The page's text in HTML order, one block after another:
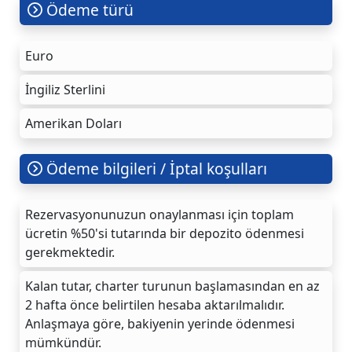
Ödeme türü
Euro
İngiliz Sterlini
Amerikan Doları
Ödeme bilgileri / İptal koşulları
Rezervasyonunuzun onaylanması için toplam
ücretin %50'si tutarında bir depozito ödenmesi
gerekmektedir.
Kalan tutar, charter turunun başlamasından en az
2 hafta önce belirtilen hesaba aktarılmalıdır.
Anlaşmaya göre, bakiyenin yerinde ödenmesi
mümkündür.